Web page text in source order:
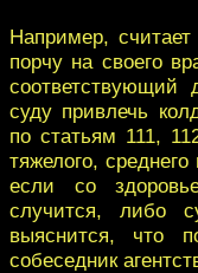
Например,
порчу на своего
соответствующий
суду привлечь
по статьям 111,
тяжелого,
если со
случится, либо
выяснится, что
собеседник